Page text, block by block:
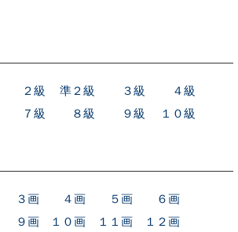
２級 準２級 ３級
４級
７級 ８級 ９級 １０級
３画 ４画 ５画
６画
９画 １０画 １１画 １２画